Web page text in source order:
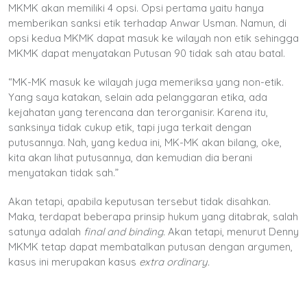
MKMK akan memiliki 4 opsi. Opsi pertama yaitu hanya
memberikan sanksi etik terhadap Anwar Usman. Namun, di
opsi kedua MKMK dapat masuk ke wilayah non etik sehingga
MKMK dapat menyatakan Putusan 90 tidak sah atau batal.
“MK-MK masuk ke wilayah juga memeriksa yang non-etik.
Yang saya katakan, selain ada pelanggaran etika, ada
kejahatan yang terencana dan terorganisir. Karena itu,
sanksinya tidak cukup etik, tapi juga terkait dengan
putusannya. Nah, yang kedua ini, MK-MK akan bilang, oke,
kita akan lihat putusannya, dan kemudian dia berani
menyatakan tidak sah.”
Akan tetapi, apabila keputusan tersebut tidak disahkan.
Maka, terdapat beberapa prinsip hukum yang ditabrak, salah
satunya adalah final and binding. Akan tetapi, menurut Denny
MKMK tetap dapat membatalkan putusan dengan argumen,
kasus ini merupakan kasus extra ordinary.